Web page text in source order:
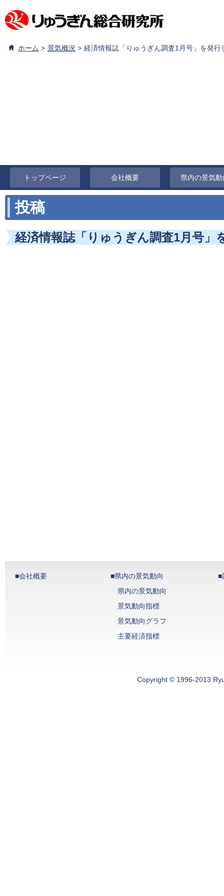
ホーム 景気概況 経済情報誌「りゅうぎん調査1月号」を発行
トップページ 会社概要 県内の景気動
投稿
経済情報誌「りゅうぎん調査1月号」
■会社概要
■県内の景気動向
県内の景気動向
景気動向指標
景気動向グラフ
主要経済指標
■
Copyright © 1996-2013